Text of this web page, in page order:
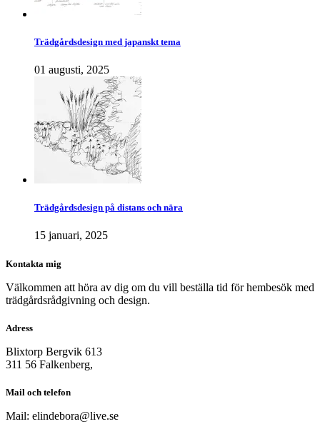
Trädgårdsdesign med japanskt tema
01 augusti, 2025
Trädgårdsdesign på distans och nära
15 januari, 2025
Kontakta mig
Välkommen att höra av dig om du vill beställa tid för hembesök med
trädgårdsrådgivning och design.
Adress
Blixtorp Bergvik 613
311 56 Falkenberg,
Mail och telefon
Mail: elindebora@live.se